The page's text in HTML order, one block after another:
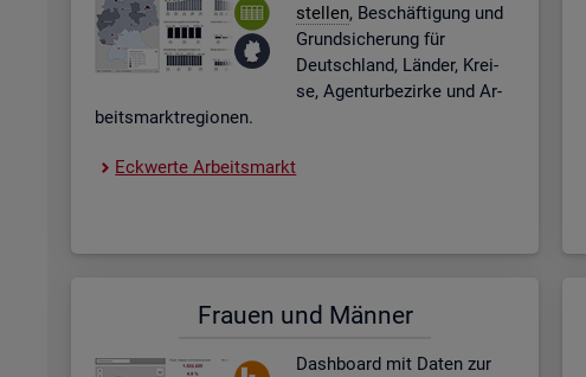
stel­len, Be­schäf­ti­gung und
Grund­si­che­rung für
Deutsch­land, Län­der, Krei­
se, Agen­tur­be­zir­ke und Ar­
beits­markt­re­gio­nen.
Eck­wer­te Ar­beits­markt
Frau­en und Män­ner
Dash­board mit Daten zur